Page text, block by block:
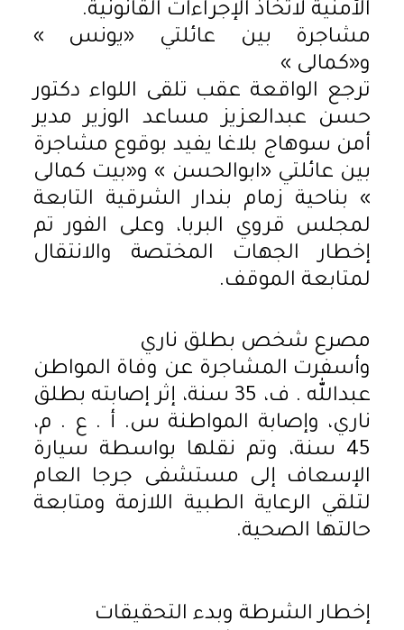
الأمنية لاتخاذ الإجراءات القانونية.
مشاجرة بين عائلتي «يونس »
و«كمالى »
ترجع الواقعة عقب تلقى اللواء دكتور
حسن عبدالعزيز مساعد الوزير مدير
أمن سوهاج بلاغا يفيد بوقوع مشاجرة
بين عائلتي «ابوالحسن » و«بيت كمالى
» بناحية زمام بندار الشرقية التابعة
لمجلس قروي البربا، وعلى الفور تم
إخطار الجهات المختصة والانتقال
لمتابعة الموقف.
مصرع شخص بطلق ناري
وأسفرت المشاجرة عن وفاة المواطن
عبدالله . ف، 35 سنة، إثر إصابته بطلق
ناري، وإصابة المواطنة س. أ . ع . م،
45 سنة، وتم نقلها بواسطة سيارة
الإسعاف إلى مستشفى جرجا العام
لتلقي الرعاية الطبية اللازمة ومتابعة
حالتها الصحية.
إخطار الشرطة وبدء التحقيقات